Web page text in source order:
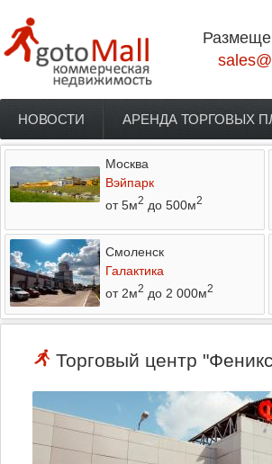
Главное меню
НОВОСТИ АРЕНДА ТОРГОВЫХ
Москва
Вэйпарк
от 5м2 до 500м2
Смоленск
Галактика
от 2м2 до 2 000м2
Торговый центр